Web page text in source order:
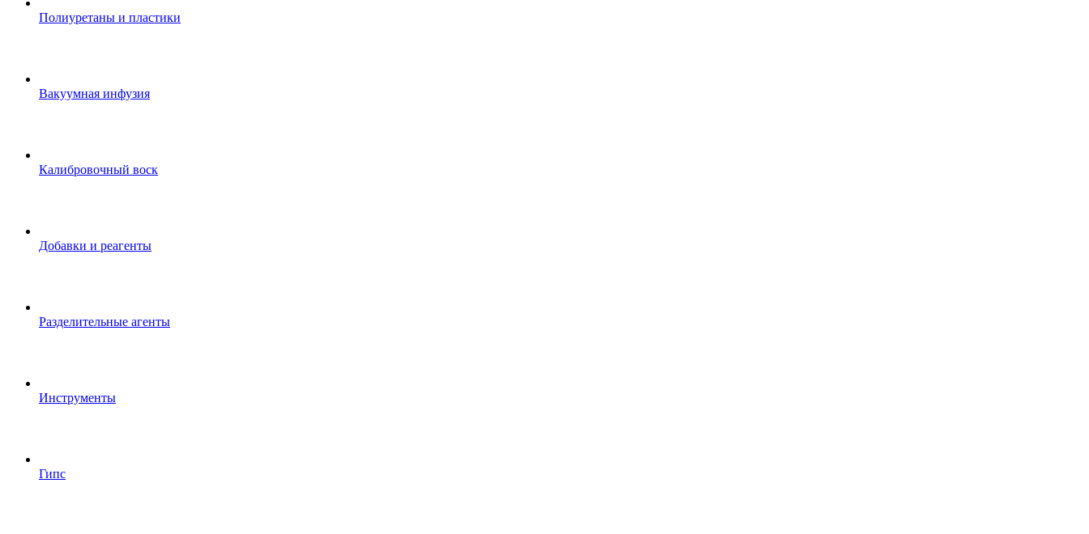
Полиуретаны и пластики
Вакуумная инфузия
Калибровочный воск
Добавки и реагенты
Разделительные агенты
Инструменты
Гипс